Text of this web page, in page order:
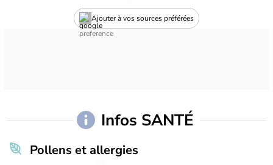
Ajouter à vos sources préférées
Infos SANTÉ
Pollens et allergies